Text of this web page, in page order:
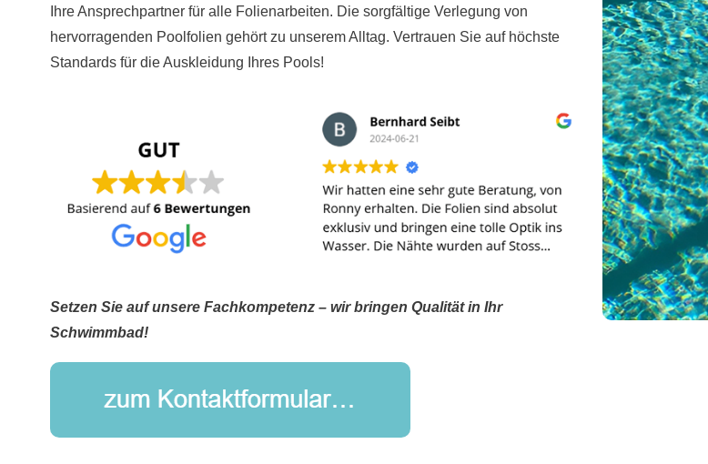
Ihre Ansprechpartner für alle Folienarbeiten. Die sorgfältige Verlegung von
hervorragenden Poolfolien gehört zu unserem Alltag. Vertrauen Sie auf höchste
Standards für die Auskleidung Ihres Pools!
Setzen Sie auf unsere Fachkompetenz – wir bringen Qualität in Ihr
Schwimmbad!